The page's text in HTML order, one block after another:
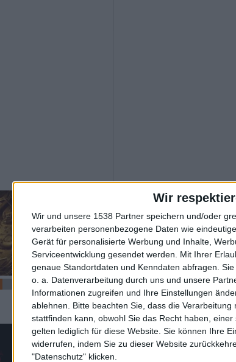
Wir
Wir und unsere 1538 Partner speichern und/oder
verarbeiten personenbezogene Daten wie
Gerät für personalisierte Werbung und Inhalte,
Serviceentwicklung gesendet werden.
Mit Ihrer
genaue Standortdaten und Kenndaten abfragen.
o. a. Datenverarbeitung durch uns und unsere
Informationen zugreifen und Ihre Einstellungen
ablehnen.
Bitte beachten Sie, dass die
stattfinden kann, obwohl Sie das Recht haben,
gelten lediglich für diese Website. Sie können Ihre
widerrufen, indem Sie zu dieser Website
"Datenschutz" klicken.
1
8/10
Sinner
Boom Bang Goodbye